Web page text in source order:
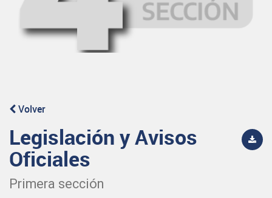
Volver
Legislación y Avisos
Oficiales
Primera sección